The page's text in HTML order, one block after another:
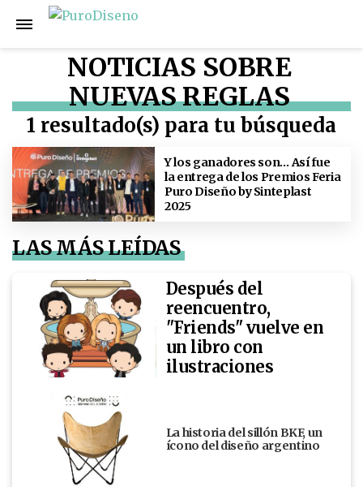
NOTICIAS SOBRE
NUEVAS REGLAS
1 resultado(s) para tu búsqueda
Y los ganadores son… Así fue
la entrega de los Premios Feria
Puro Diseño by Sinteplast
2025
LAS MÁS LEÍDAS
Después del
reencuentro,
"Friends" vuelve en
un libro con
ilustraciones
La historia del sillón BKF, un
ícono del diseño argentino